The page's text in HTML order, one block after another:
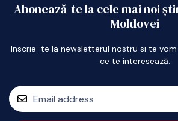
Abonează-te la cele mai noi
Moldovei
Inscrie-te la newsletterul nostru si te
ce te interesează.